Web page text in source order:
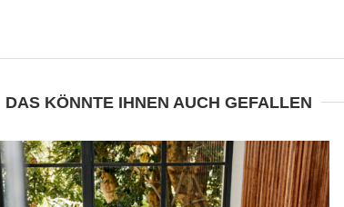
DAS KÖNNTE IHNEN AUCH GEFALLEN